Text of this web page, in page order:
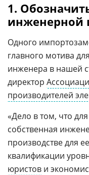
1.
инженерной
Одного
главного мотива для
инженера в нашей
директор
производителей
«Дело в том, что
собственная
производстве для
квалификации
юристов и